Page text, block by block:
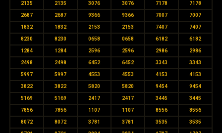
2135 2135 3076 3076 7178 7178
2687 2687 9366 9366 7007 7007
1832 1832 2153 2153 7407 7407
8230 8230 0658 0658 6182 6182
1284 1284 2596 2596 2986 2986
2498 2498 6452 6452 3343 3343
5997 5997 4553 4553 4153 4153
3822 3822 5820 5820 9454 9454
5169 5169 2417 2417 3445 3445
7856 7856 1107 1107 8556 8556
8072 8072 3781 3781 3535 3535